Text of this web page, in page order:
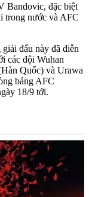
Bandovic, đặc biệt
trong nước và AFC
đấu này đã diễn
các đội Wuhan
Quốc) và Urawa
bảng AFC
18/9 tới.